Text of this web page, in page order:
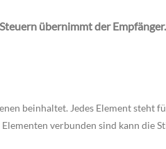
übernimmt der Empfänger.
beinhaltet. Jedes Element steht
verbunden sind kann die